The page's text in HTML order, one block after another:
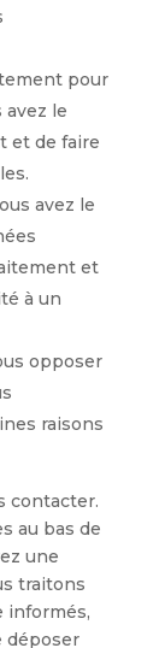
pour
le
et de faire
avez le
et
à un
opposer
raisons
contacter.
au bas de
une
traitons
informés,
déposer